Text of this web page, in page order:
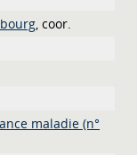
, coor.
maladie (n°